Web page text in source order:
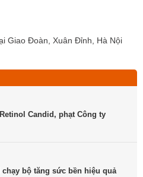
Giao Đoàn, Xuân Đỉnh, Hà Nội
Candid, phạt Công ty
bộ tăng sức bền hiệu quả